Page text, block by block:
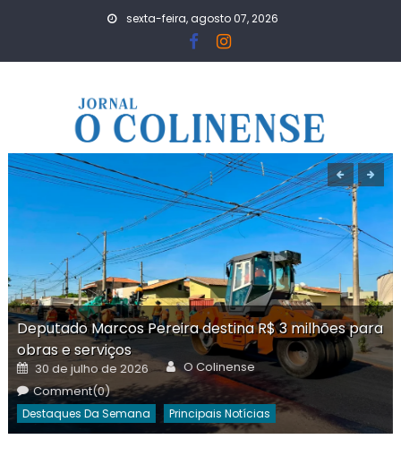
sexta-feira, agosto 07, 2026
Deputado Marcos Pereira destina R$ 3 milhões para
obras e serviços
Posted
on
30 de julho de 2026 Author
O Colinense
Comment(0)
Destaques Da Semana Principais Notícias